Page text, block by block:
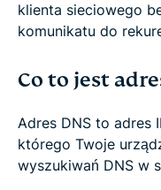
klienta sieciowego
komunikatu do
Co to jest
Adres DNS to adres
którego Twoje
wyszukiwań DNS w